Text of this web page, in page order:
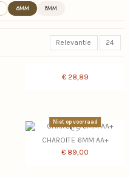
6MM 8MM
Relevantie 24
€ 28,89
Niet op voorraad
CHAROITE 6MM AA+
€ 89,00